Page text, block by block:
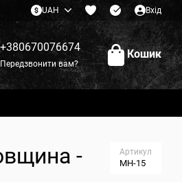
UAH Вхід
+380670076674
Передзвонити вам?
Кошик
-
Артикул
МН-15